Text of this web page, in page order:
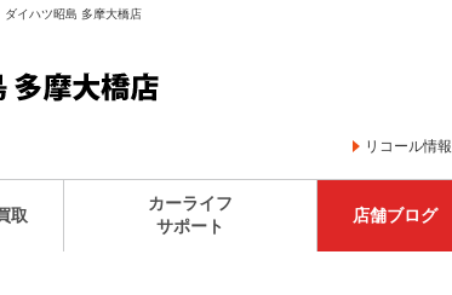
イハツ昭島 多摩大橋店
リコール情報
取
カーライフ
サポート
店舗ブログ